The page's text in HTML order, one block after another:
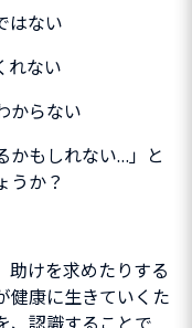
はない
れない
からない
かもしれない…」と
うか？
けを求めたりする
健康に生きていくた